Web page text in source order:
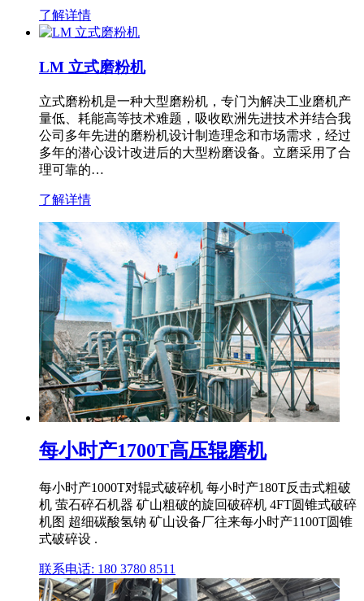
了解详情
LM 立式磨粉机
立式磨粉机是一种大型磨粉机，专门为解决工业磨机产
量低、耗能高等技术难题，吸收欧洲先进技术并结合我
公司多年先进的磨粉机设计制造理念和市场需求，经过
多年的潜心设计改进后的大型粉磨设备。立磨采用了合
理可靠的…
了解详情
每小时产1700T高压辊磨机
每小时产1000T对辊式破碎机 每小时产180T反击式粗破
机 萤石碎石机器 矿山粗破的旋回破碎机 4FT圆锥式破碎
机图 超细碳酸氢钠 矿山设备厂往来每小时产1100T圆锥
式破碎设 .
联系电话: 180 3780 8511